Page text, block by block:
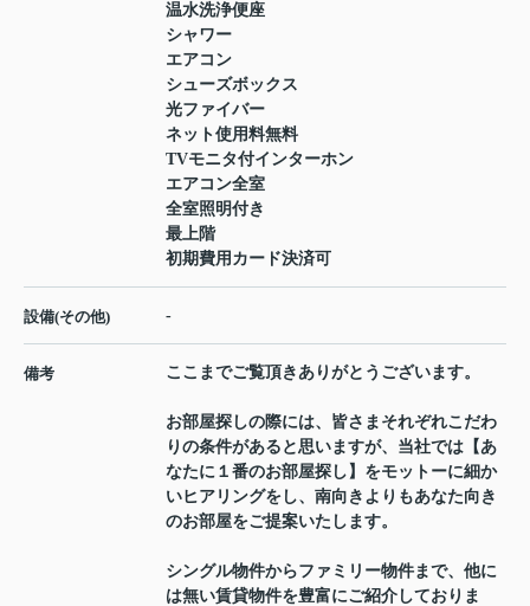
温水洗浄便座
シャワー
エアコン
シューズボックス
光ファイバー
ネット使用料無料
TVモニタ付インターホン
エアコン全室
全室照明付き
最上階
初期費用カード決済可
設備(その他) -
備考 ここまでご覧頂きありがとうございます。
お部屋探しの際には、皆さまそれぞれこだわ
りの条件があると思いますが、当社では【あ
なたに１番のお部屋探し】をモットーに細か
いヒアリングをし、南向きよりもあなた向き
のお部屋をご提案いたします。
シングル物件からファミリー物件まで、他に
は無い賃貸物件を豊富にご紹介しておりま